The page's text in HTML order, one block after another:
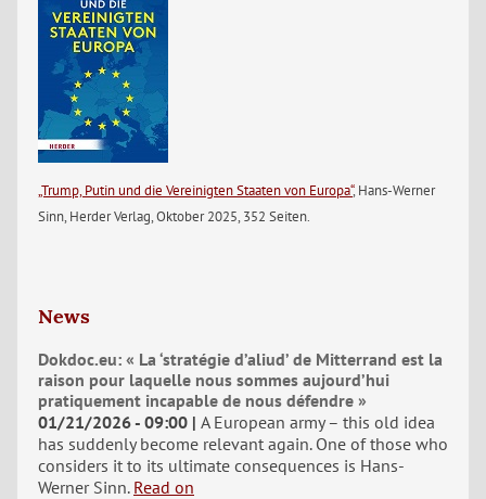
„Trump, Putin und die Vereinigten Staaten von Europa“, Hans-Werner
Sinn, Herder Verlag, Oktober 2025, 352 Seiten.
News
Dokdoc.eu: « La ‘stratégie d’aliud’ de Mitterrand est la
raison pour laquelle nous sommes aujourd’hui
pratiquement incapable de nous défendre »
01/21/2026 - 09:00 A European army – this old idea
has suddenly become relevant again. One of those who
considers it to its ultimate consequences is Hans-
Werner Sinn. Read on